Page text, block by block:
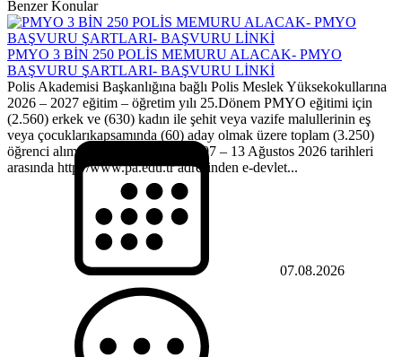
Benzer Konular
PMYO 3 BİN 250 POLİS MEMURU ALACAK- PMYO
BAŞVURU ŞARTLARI- BAŞVURU LİNKİ
Polis Akademisi Başkanlığına bağlı Polis Meslek Yüksekokullarına
2026 – 2027 eğitim – öğretim yılı 25.Dönem PMYO eğitimi için
(2.560) erkek ve (630) kadın ile şehit veya vazife malullerinin eş
veya çocuklarıkapsamında (60) aday olmak üzere toplam (3.250)
öğrenci alımı yapılacaktır.Adaylar 07 – 13 Ağustos 2026 tarihleri
arasında http://www.pa.edu.tr adresinden e-devlet...
07.08.2026